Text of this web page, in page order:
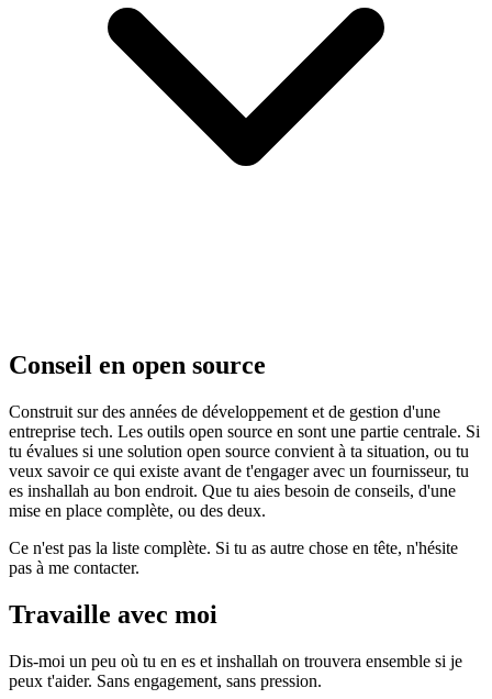
Conseil en open source
Construit sur des années de développement et de gestion d'une
entreprise tech. Les outils open source en sont une partie centrale. Si
tu évalues si une solution open source convient à ta situation, ou tu
veux savoir ce qui existe avant de t'engager avec un fournisseur, tu
es inshallah au bon endroit. Que tu aies besoin de conseils, d'une
mise en place complète, ou des deux.
Ce n'est pas la liste complète. Si tu as autre chose en tête, n'hésite
pas à me contacter.
Travaille avec moi
Dis-moi un peu où tu en es et inshallah on trouvera ensemble si je
peux t'aider. Sans engagement, sans pression.